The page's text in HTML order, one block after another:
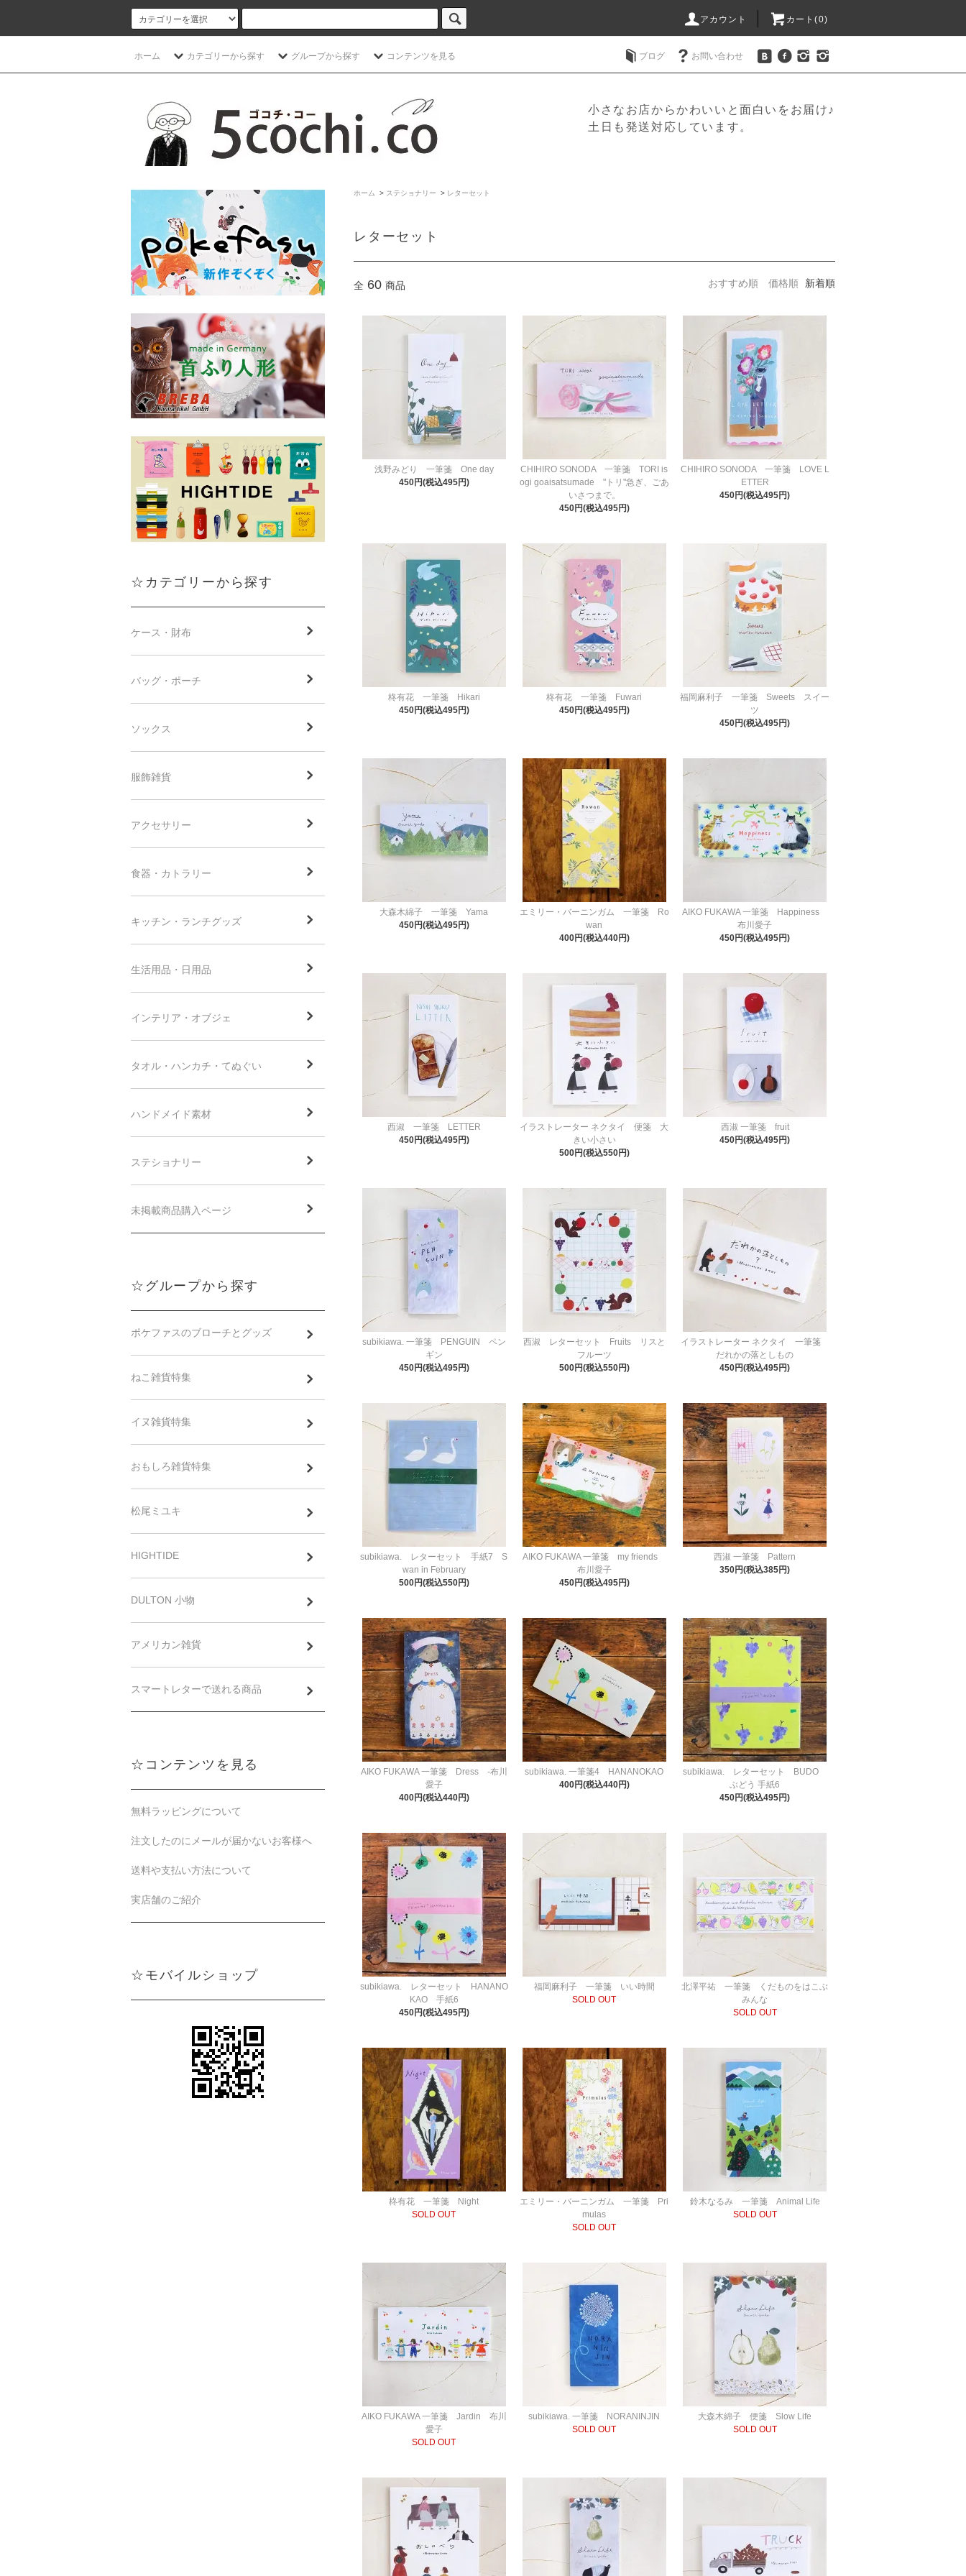
アカウント カート(0)
ホーム カテゴリーから探す グループから探す コンテンツを見る ブログ お問い合わせ
小さなお店からかわいいと面白いをお届け♪
土日も発送対応しています。
ホーム > ステショナリー > レターセット
レターセット
全 60 商品 おすすめ順 価格順 新着順
浅野みどり 一筆箋 One day
450円(税込495円)
CHIHIRO SONODA 一筆箋 TORI is
ogi goaisatsumade "トリ"急ぎ、ごあ
いさつまで。
450円(税込495円)
CHIHIRO SONODA 一筆箋 LOVE L
ETTER
450円(税込495円)
柊有花 一筆箋 Hikari
450円(税込495円)
柊有花 一筆箋 Fuwari
450円(税込495円)
福岡麻利子 一筆箋 Sweets スイー
ツ
450円(税込495円)
大森木綿子 一筆箋 Yama
450円(税込495円)
エミリー・バーニンガム 一筆箋 Ro
wan
400円(税込440円)
AIKO FUKAWA 一筆箋 Happiness
布川愛子
450円(税込495円)
西淑 一筆箋 LETTER
450円(税込495円)
イラストレーター ネクタイ 便箋 大
きい小さい
500円(税込550円)
西淑 一筆箋 fruit
450円(税込495円)
subikiawa. 一筆箋 PENGUIN ペン
ギン
450円(税込495円)
西淑 レターセット Fruits リスと
フルーツ
500円(税込550円)
イラストレーター ネクタイ 一筆箋
だれかの落としもの
450円(税込495円)
subikiawa. レターセット 手紙7 S
wan in February
500円(税込550円)
AIKO FUKAWA 一筆箋 my friends
布川愛子
450円(税込495円)
西淑 一筆箋 Pattern
350円(税込385円)
AIKO FUKAWA 一筆箋 Dress -布川
愛子
400円(税込440円)
subikiawa. 一筆箋4 HANANOKAO
400円(税込440円)
subikiawa. レターセット BUDO
ぶどう 手紙6
450円(税込495円)
subikiawa. レターセット HANANO
KAO 手紙6
450円(税込495円)
福岡麻利子 一筆箋 いい時間
SOLD OUT
北澤平祐 一筆箋 くだものをはこぶ
みんな
SOLD OUT
柊有花 一筆箋 Night
SOLD OUT
エミリー・バーニンガム 一筆箋 Pri
mulas
SOLD OUT
鈴木なるみ 一筆箋 Animal Life
SOLD OUT
AIKO FUKAWA 一筆箋 Jardin 布川
愛子
SOLD OUT
subikiawa. 一筆箋 NORANINJIN
SOLD OUT
大森木綿子 便箋 Slow Life
SOLD OUT
☆カテゴリーから探す
ケース・財布
バッグ・ポーチ
ソックス
服飾雑貨
アクセサリー
食器・カトラリー
キッチン・ランチグッズ
生活用品・日用品
インテリア・オブジェ
タオル・ハンカチ・てぬぐい
ハンドメイド素材
ステショナリー
未掲載商品購入ページ
☆グループから探す
ポケファスのブローチとグッズ
ねこ雑貨特集
イヌ雑貨特集
おもしろ雑貨特集
松尾ミユキ
HIGHTIDE
DULTON 小物
アメリカン雑貨
スマートレターで送れる商品
☆コンテンツを見る
無料ラッピングについて
注文したのにメールが届かないお客様へ
送料や支払い方法について
実店舗のご紹介
☆モバイルショップ